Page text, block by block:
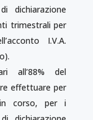
dichiarazione
trimestrali per
I.V.A.
all’88% del
effettuare per
corso, per i